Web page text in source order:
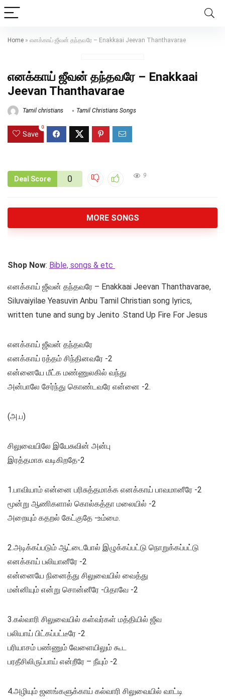
Home » எனக்காய் ஜீவன் தந்தவரே – Enakkaai Jeevan Thanthavarae
எனக்காய் ஜீவன் தந்தவரே – Enakkaai
Jeevan Thanthavarae
Tamil christians Tamil Christians Songs
Save
0
Deal Score 0 9
MORE SONGS
Shop Now: Bible, songs & etc
எனக்காய் ஜீவன் தந்தவரே – Enakkaai Jeevan Thanthavarae,
Siluvaiyilae Yeasuvin Anbu Tamil Christian song lyrics,
written tune and sung by Jenito .Stand Up Fire For Jesus
எனக்காய் ஜீவன் தந்தவரே
எனக்காய் ரத்தம் சிந்தினவரே -2
என்னையே மீட்க மண்ணுலகில் வந்து
அன்பாலே சேர்ந்து கொண்டவரே என்னை -2.
(அ.ப)
சிலுவையிலே இயேசுவின் அன்பு
இரத்தமாக வடிகிறதே-2
1.பாவியாம் என்னை பரிசுத்தமாக்க எனக்காய் பாவமானீரே -2
மூன்று ஆணிகளால் கொல்கத்தா மலையில் -2
அறையும் கதறல் கேட்குதே -உம்மை.
2.அடிக்கப்படும் ஆட்டைபோல் இழுக்கப்பட்டு நொறுக்கப்பட்டு
எனக்காய் பலியானீரே -2
என்னையே நினைத்து‌ சிலுவையில் வைத்து
மன்னியும் என்று சொன்னீரே -பிதாவே -2
3.கல்வாரி சிலுவையில் கள்வர்கள் மத்தியில் ஜீவ
பலியாய் பிட்கப்பட்டீரே -2
பரியாசம் பண்ணும் வேளையிலும் கூட
பரதீசிலிருப்பாய் என்றீரே – நீயும் -2
4.அழியும் ஜனங்களுக்காய் கல்வாரி சிலுவையில் வாட்டி